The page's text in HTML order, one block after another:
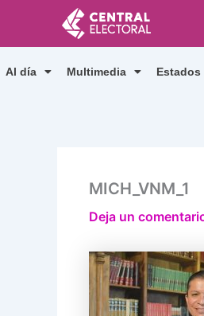
contenido
Al día Multimedia Estados
MICH_VNM_1
Deja un